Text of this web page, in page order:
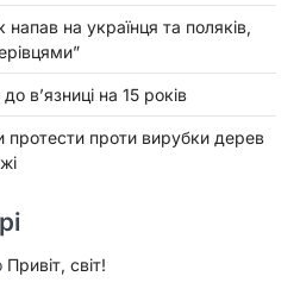
напав на українця та поляків,
в’язниці на 15 років
протести проти вирубки дерев
Привіт, світ!